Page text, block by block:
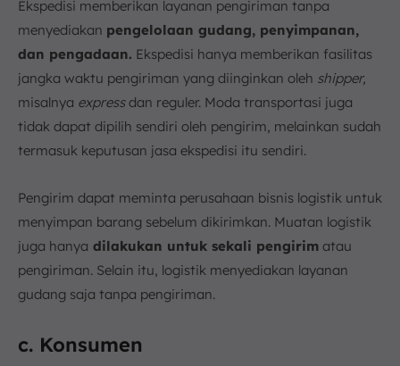
Ekspedisi memberikan layanan pengiriman tanpa
menyediakan pengelolaan gudang, penyimpanan,
dan pengadaan. Ekspedisi hanya memberikan fasilitas
jangka waktu pengiriman yang diinginkan oleh shipper,
misalnya expressdan reguler. Moda transportasi juga
tidak dapat dipilih sendiri oleh pengirim, melainkan sudah
termasuk keputusan jasa ekspedisi itu sendiri.
Pengirim dapat meminta perusahaan bisnis logistik untuk
menyimpan barang sebelum dikirimkan. Muatan logistik
juga hanya dilakukan untuk sekali pengirim atau
pengiriman. Selain itu, logistik menyediakan layanan
gudang saja tanpa pengiriman.
c. Konsumen